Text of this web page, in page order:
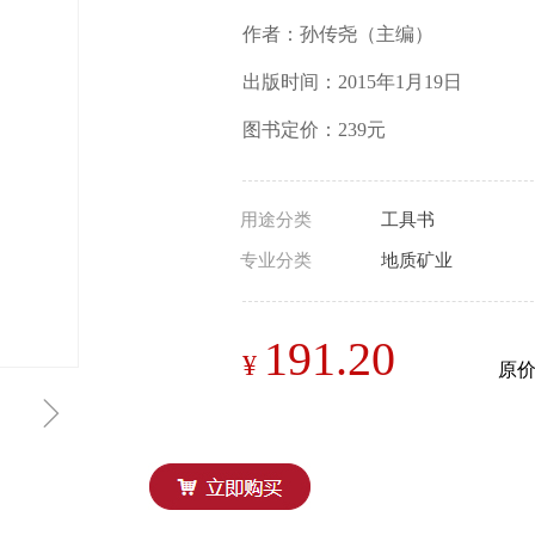
ꁇ
作者：孙传尧（主编）
出版时间：2015年1月19日
图书定价：239元
¥ 191.20
用途分类 工具书
专业分类 地质矿业
原价